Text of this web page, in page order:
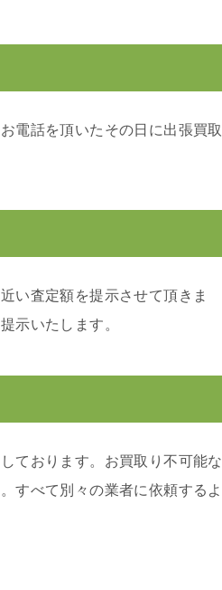
電話を頂いたその日に出張買取
い査定額を提示させて頂きま
示いたします。
ております。お買取り不可能な
すべて別々の業者に依頼するよ